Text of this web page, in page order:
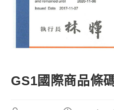
GS1國際商品條